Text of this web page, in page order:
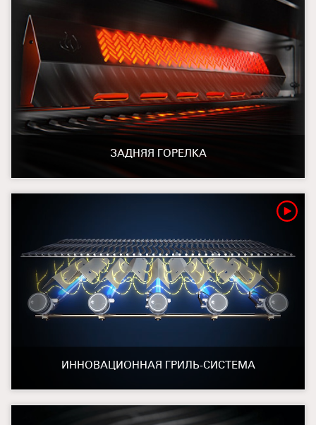
ЗАДНЯЯ ГОРЕЛКА
ИННОВАЦИОННАЯ ГРИЛЬ-СИСТЕМА